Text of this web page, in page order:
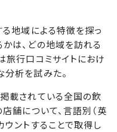
る地域による特徴を探っ
は、どの地域を訪れる
旅行口コミサイトにおけ
析を試みた。
載されている全国の飲
舗について、言語別（英
ウントすることで取得し